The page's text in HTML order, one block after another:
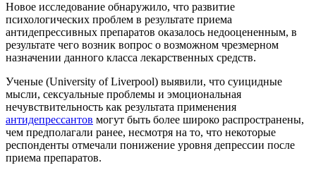
Новое исследование обнаружило, что развитие
психологических проблем в результате приема
антидепрессивных препаратов оказалось недооцененным, в
результате чего возник вопрос о возможном чрезмерном
назначении данного класса лекарственных средств.
Ученые (University of Liverpool) выявили, что суицидные
мысли, сексуальные проблемы и эмоциональная
нечувствительность как результата применения
антидепрессантов могут быть более широко распространены,
чем предполагали ранее, несмотря на то, что некоторые
респонденты отмечали понижение уровня депрессии после
приема препаратов.